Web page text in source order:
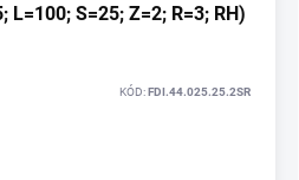
L=100; S=25; Z=2; R=3; RH)
KÓD:FDI.44.025.25.2SR